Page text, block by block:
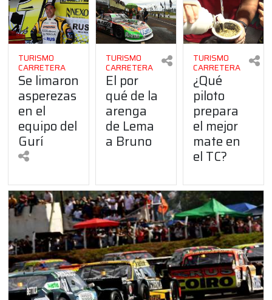
TURISMO
CARRETERA
Se limaron
asperezas
en el
equipo del
Gurí
TURISMO
CARRETERA
El por
qué de la
arenga
de Lema
a Bruno
TURISMO
CARRETERA
¿Qué
piloto
prepara
el mejor
mate en
el TC?